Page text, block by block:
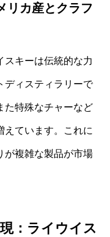
リカ産とクラフ
スキーは伝統的な力
ディスティラリーで
た特殊なチャーなど
えています。これに
が複雑な製品が市場
：ライウイス